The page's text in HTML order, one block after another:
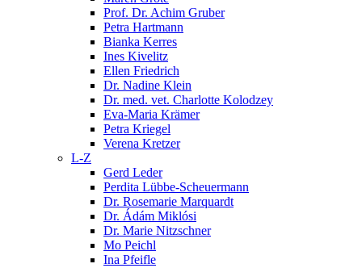
Prof. Dr. Achim Gruber
Petra Hartmann
Bianka Kerres
Ines Kivelitz
Ellen Friedrich
Dr. Nadine Klein
Dr. med. vet. Charlotte Kolodzey
Eva-Maria Krämer
Petra Kriegel
Verena Kretzer
L-Z
Gerd Leder
Perdita Lübbe-Scheuermann
Dr. Rosemarie Marquardt
Dr. Ádám Miklósi
Dr. Marie Nitzschner
Mo Peichl
Ina Pfeifle